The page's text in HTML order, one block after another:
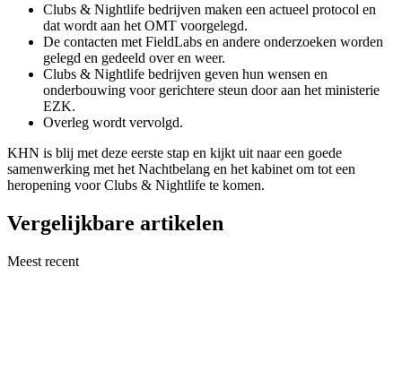
Clubs & Nightlife bedrijven maken een actueel protocol en
dat wordt aan het OMT voorgelegd.
De contacten met FieldLabs en andere onderzoeken worden
gelegd en gedeeld over en weer.
Clubs & Nightlife bedrijven geven hun wensen en
onderbouwing voor gerichtere steun door aan het ministerie
EZK.
Overleg wordt vervolgd.
KHN is blij met deze eerste stap en kijkt uit naar een goede
samenwerking met het Nachtbelang en het kabinet om tot een
heropening voor Clubs & Nightlife te komen.
Vergelijkbare artikelen
Meest recent